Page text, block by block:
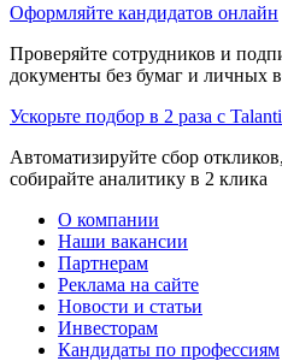
Оформляйте кандидатов онлайн
Проверяйте сотрудников и
документы без бумаг и личных
Ускорьте подбор в 2 раза с
Автоматизируйте сбор
собирайте аналитику в 2 клика
О компании
Наши вакансии
Партнерам
Реклама на сайте
Новости и статьи
Инвесторам
Кандидаты по профессиям